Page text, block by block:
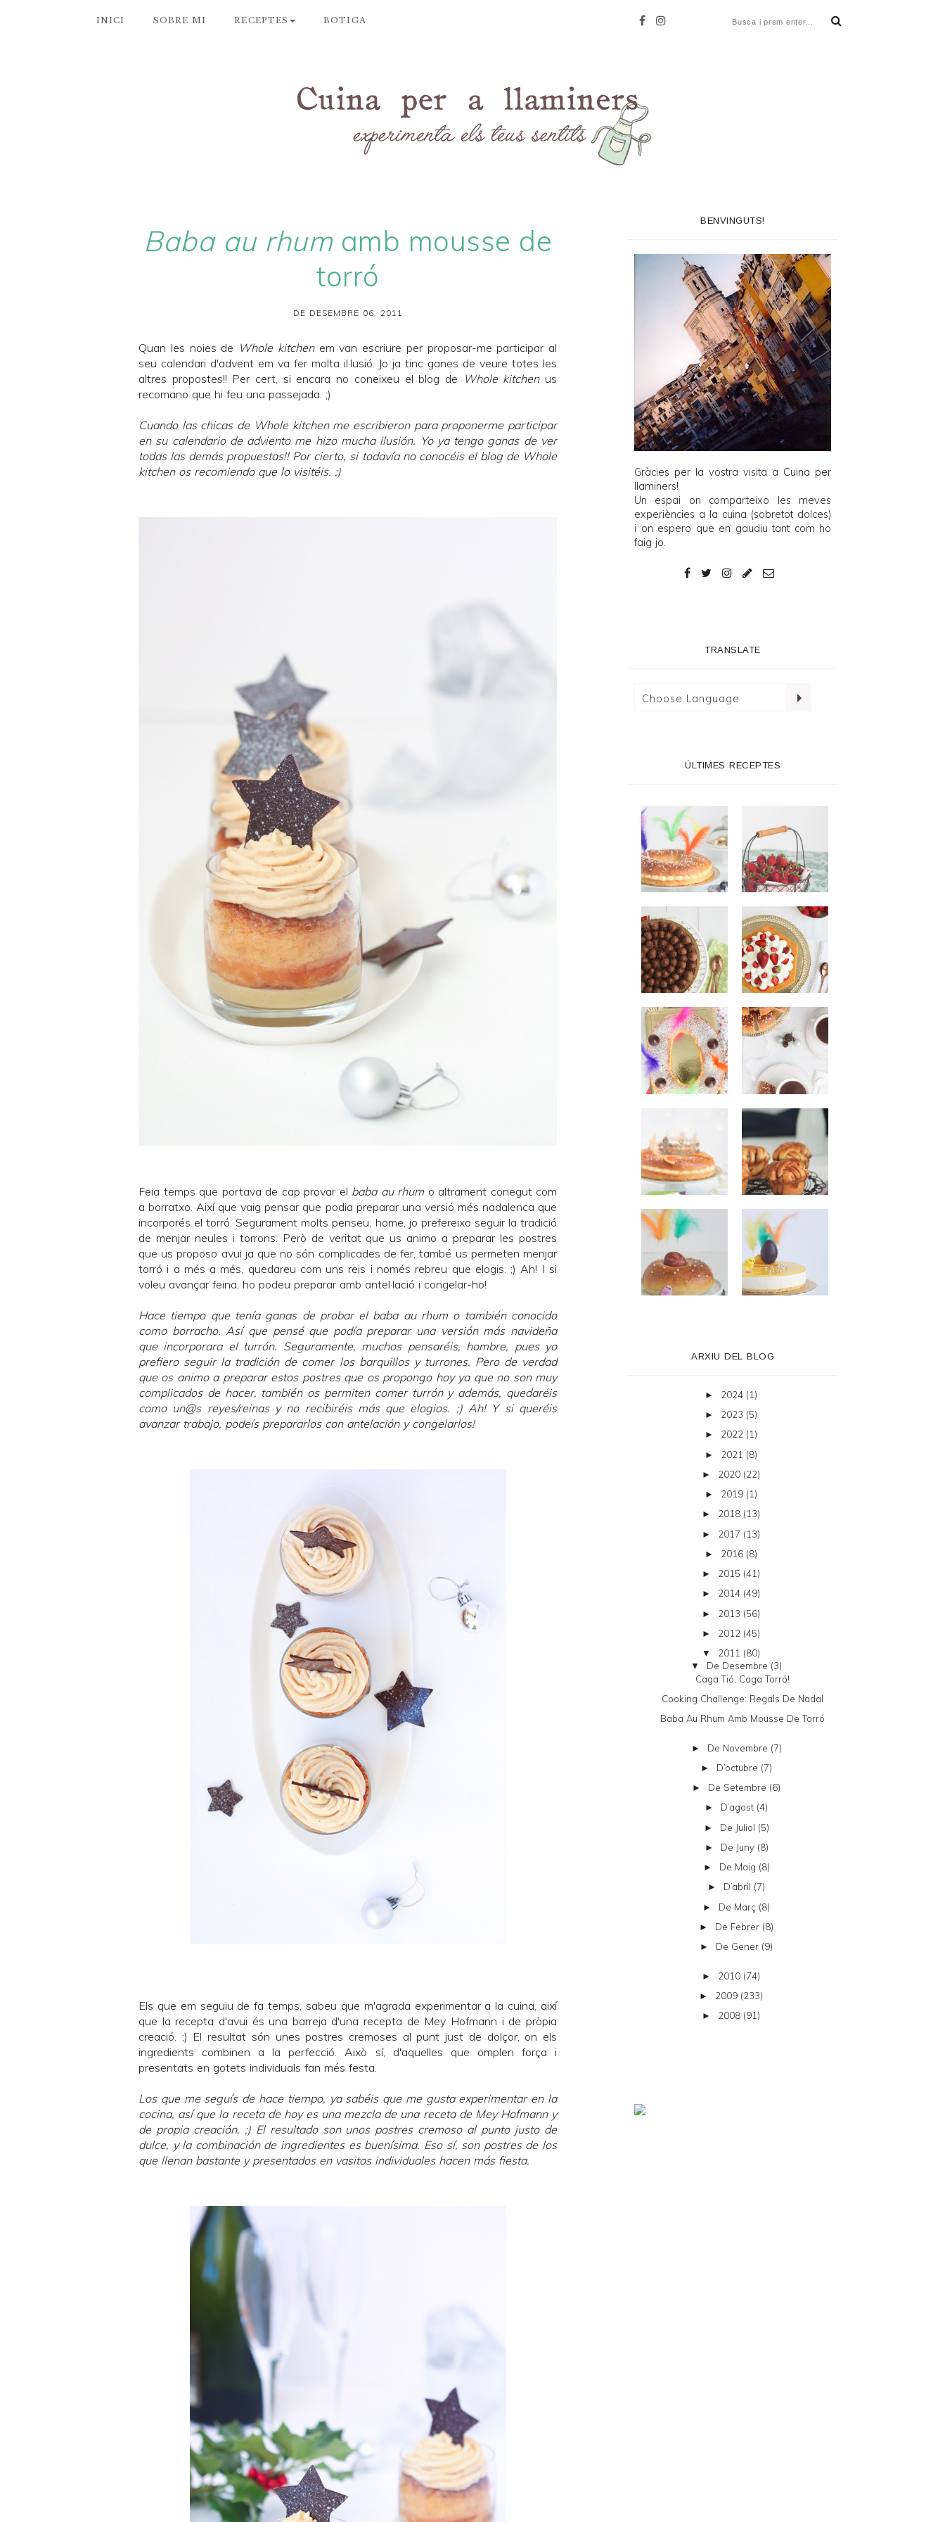
INICI SOBRE MI RECEPTES BOTIGA
Baba au rhumamb mousse de
torró
DE DESEMBRE 06, 2011
Quan les noies de Whole kitchenem van escriure per proposar-me participar al
seu calendari d'adventem va fer molta il·lusió. Jo ja tinc ganes de veure totes les
altres propostes!! Per cert, si encara no coneixeu el blog de Whole kitchenus
recomano que hi feu una passejada. ;)
Cuando las chicas de Whole kitchenme escribieron para proponerme participar
en su calendario de advientome hizo mucha ilusión. Yo ya tengo ganas de ver
todas las demás propuestas!! Por cierto, si todavía no conocéis el blog de Whole
kitchenos recomiendo que lo visitéis. ;)
Feia temps que portava de cap provar el baba au rhum o altrament conegut com
a borratxo. Així que vaig pensar que podia preparar una versió més nadalenca que
incorporés el torró. Segurament molts penseu, home, jo prefereixo seguir la tradició
de menjar neules i torrons. Però de veritat que us animo a preparar les postres
que us proposo avui ja que no són complicades de fer, també us permeten menjar
torró i a més a més, quedareu com uns reis i només rebreu que elogis. ;) Ah! I si
voleu avançar feina, ho podeu preparar amb antel·lació i congelar-ho!
Hace tiempo que tenía ganas de probar el baba au rhum o también conocido
como borracho. Así que pensé que podía preparar una versión más navideña
que incorporara el turrón. Seguramente, muchos pensaréis, hombre, pues yo
prefiero seguir la tradición de comer los barquillos y turrones. Pero de verdad
que os animo a preparar estos postres que os propongo hoy ya que no son muy
complicados de hacer, también os permiten comer turrón y además, quedaréis
como un@s reyes/reinas y no recibiréis más que elogios. ;) Ah! Y si queréis
avanzar trabajo, podeís prepararlos con antelación y congelarlos!
Els que em seguiu de fa temps, sabeu que m'agrada experimentar a la cuina, així
que la recepta d'avui és una barreja d'una recepta de Mey Hofmann i de pròpia
creació. ;) El resultat són unes postres cremoses al punt just de dolçor, on els
ingredients combinen a la perfecció. Això sí, d'aquelles que omplen força i
presentats en gotets individuals fan més festa.
Los que me seguís de hace tiempo, ya sabéis que me gusta experimentar en la
cocina, así que la receta de hoy es una mezcla de una receta de Mey Hofmanny
de propia creación. ;) El resultado son unos postres cremoso al punto justo de
dulce, y la combinación de ingredientes es buenísima. Eso sí, son postres de los
que llenan bastante y presentados en vasitos individuales hacen más fiesta.
BENVINGUTS!
Gràcies per la vostra visita a Cuina per
llaminers!
Un espai on comparteixo les meves
experiències a la cuina (sobretot dolces)
i on espero que en gaudiu tant com ho
faig jo.
TRANSLATE
ÚLTIMES RECEPTES
ARXIU DEL BLOG
► 2024 (1)
► 2023 (5)
► 2022 (1)
► 2021 (8)
► 2020 (22)
► 2019 (1)
► 2018 (13)
► 2017 (13)
► 2016 (8)
► 2015 (41)
► 2014 (49)
► 2013 (56)
► 2012 (45)
▼ 2011 (80)
▼ De Desembre (3)
Caga Tió, Caga Torró!
Cooking Challenge: Regals De Nadal
Baba Au Rhum Amb Mousse De Torró
► De Novembre (7)
► D’octubre (7)
► De Setembre (6)
► D’agost (4)
► De Juliol (5)
► De Juny (8)
► De Maig (8)
► D’abril (7)
► De Març (8)
► De Febrer (8)
► De Gener (9)
► 2010 (74)
► 2009 (233)
► 2008 (91)